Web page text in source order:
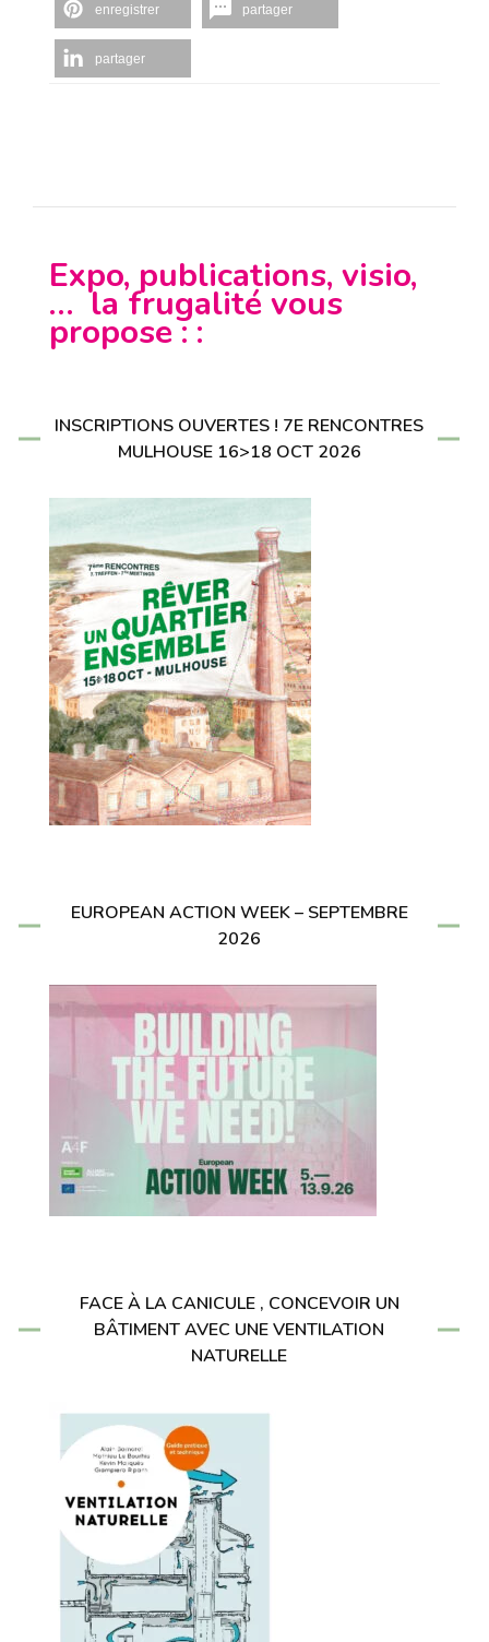
enregistrer partager
partager
Expo, publications, visio,
… la frugalité vous
propose : :
INSCRIPTIONS OUVERTES ! 7E RENCONTRES
MULHOUSE 16>18 OCT 2026
EUROPEAN ACTION WEEK – SEPTEMBRE
2026
FACE À LA CANICULE , CONCEVOIR UN
BÂTIMENT AVEC UNE VENTILATION
NATURELLE